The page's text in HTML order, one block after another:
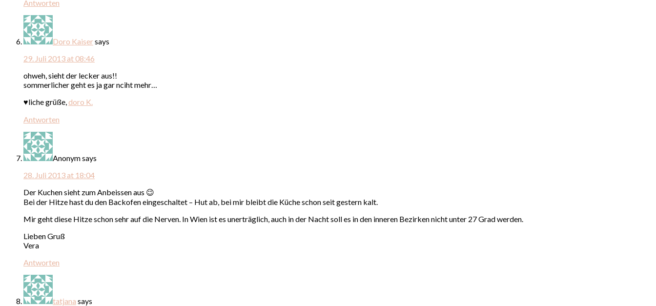
Antworten
Doro Kaisersays
29. Juli 2013 at 08:46
ohweh, sieht der lecker aus!!
sommerlicher geht es ja gar nciht mehr…
♥liche grüße, doro K.
Antworten
Anonymsays
28. Juli 2013 at 18:04
Der Kuchen sieht zum Anbeissen aus 😉
Bei der Hitze hast du den Backofen eingeschaltet – Hut ab, bei mir bleibt die Küche schon seit gestern kalt.
Mir geht diese Hitze schon sehr auf die Nerven. In Wien ist es unerträglich, auch in der Nacht soll es in den inneren Bezirken nicht unter 27 Grad werden.
Lieben Gruß
Vera
Antworten
tatjana says